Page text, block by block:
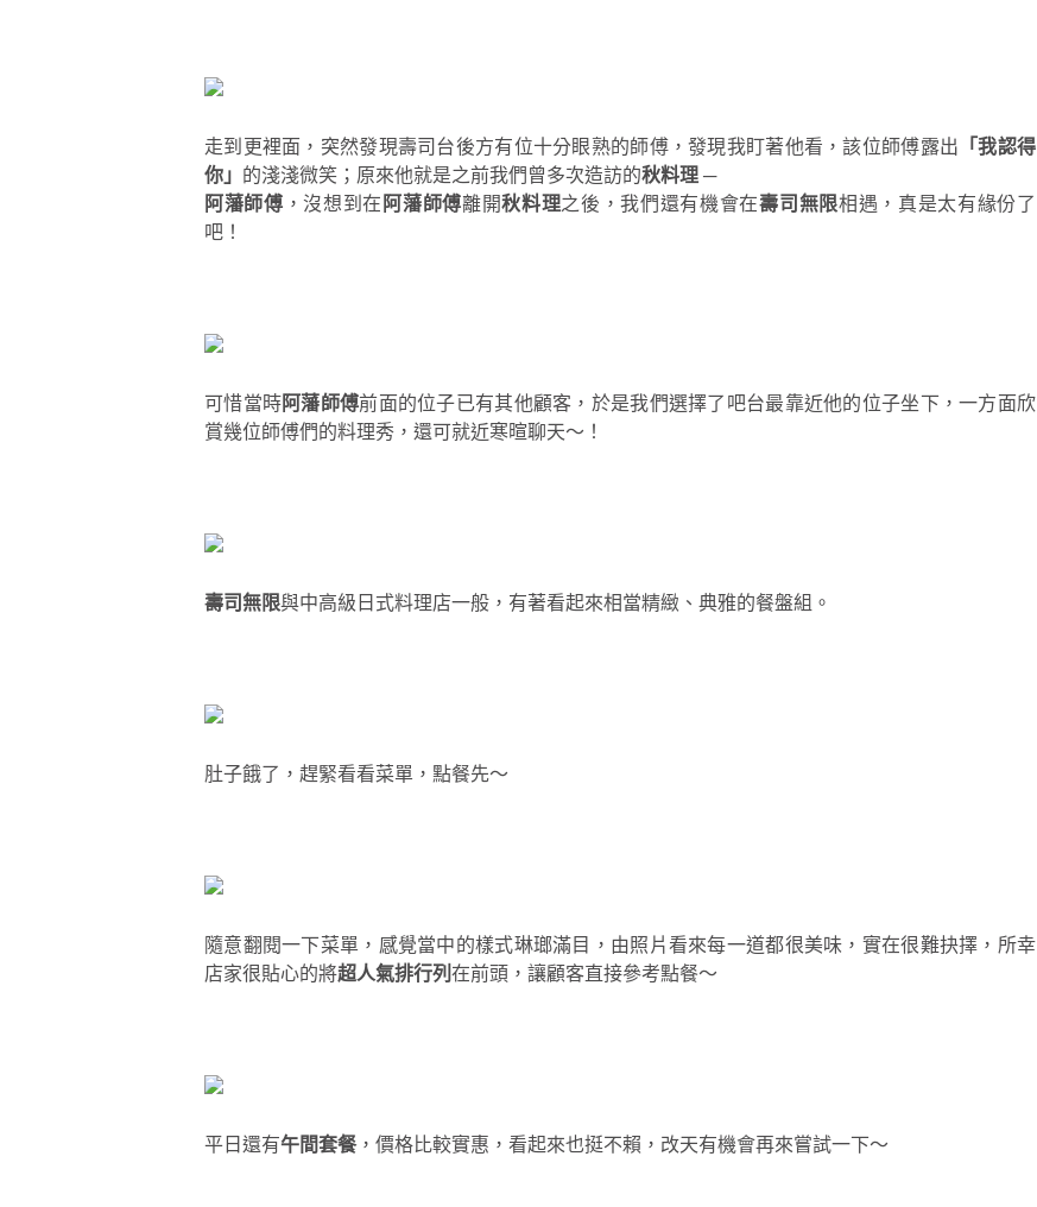
走到更裡面，突然發現壽司台後方有位十分眼熟的師傅，發現我盯著他看，該位師傅露出 「我認得
你」 的淺淺微笑；原來他就是之前我們曾多次造訪的秋料理 ─
阿藩師傅 ，沒想到在 阿藩師傅離開秋料理之後，我們還有機會在壽司無限相遇，真是太有緣份了
吧！
可惜當時阿藩師傅前面的位子已有其他顧客，於是我們選擇了吧台最靠近他的位子坐下，一方面欣
賞幾位師傅們的料理秀，還可就近寒暄聊天～！
壽司無限與中高級日式料理店一般，有著看起來相當精緻、典雅的餐盤組。
肚子餓了，趕緊看看菜單，點餐先～
隨意翻閱一下菜單，感覺當中的樣式琳瑯滿目，由照片看來每一道都很美味，實在很難抉擇，所幸
店家很貼心的將超人氣排行列 在前頭，讓顧客直接參考點餐～
平日還有午間套餐，價格比較實惠，看起來也挺不賴，改天有機會再來嘗試一下～